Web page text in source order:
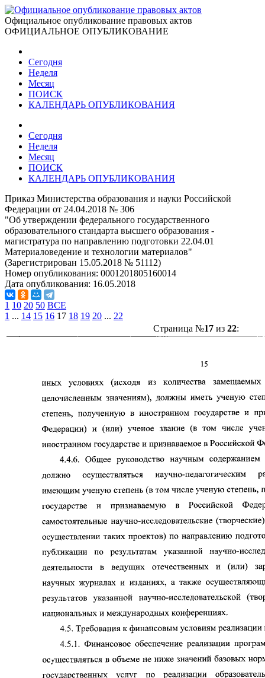
Официальное опубликование правовых актов
ОФИЦИАЛЬНОЕ ОПУБЛИКОВАНИЕ
Сегодня
Неделя
Месяц
ПОИСК
КАЛЕНДАРЬ ОПУБЛИКОВАНИЯ
Сегодня
Неделя
Месяц
ПОИСК
КАЛЕНДАРЬ ОПУБЛИКОВАНИЯ
Приказ Министерства образования и науки Российской
Федерации от 24.04.2018 № 306
"Об утверждении федерального государственного
образовательного стандарта высшего образования -
магистратура по направлению подготовки 22.04.01
Материаловедение и технологии материалов"
(Зарегистрирован 15.05.2018 № 51112)
Номер опубликования: 0001201805160014
Дата опубликования: 16.05.2018
1 10 20 50 ВСЕ
1 ... 14 15 16 17 18 19 20 ... 22
Страница №17из 22: